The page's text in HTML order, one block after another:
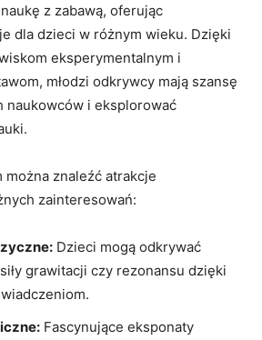
z zabawą, ‍oferując
dla dzieci w‍ różnym wieku.‌ Dzięki
eksperymentalnym i
młodzi odkrywcy mają szansę
naukowców i eksplorować
znaleźć atrakcje
zainteresowań:
Dzieci mogą odkrywać
grawitacji czy rezonansu dzięki‌
⁣Fascynujące eksponaty